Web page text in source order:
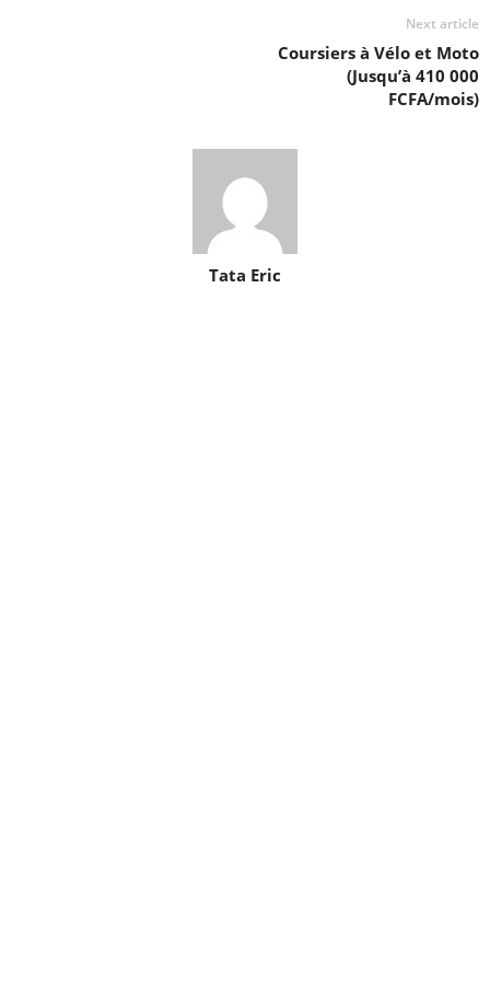
Next article
Coursiers à Vélo et Moto
(Jusqu’à 410 000
FCFA/mois)
Tata Eric